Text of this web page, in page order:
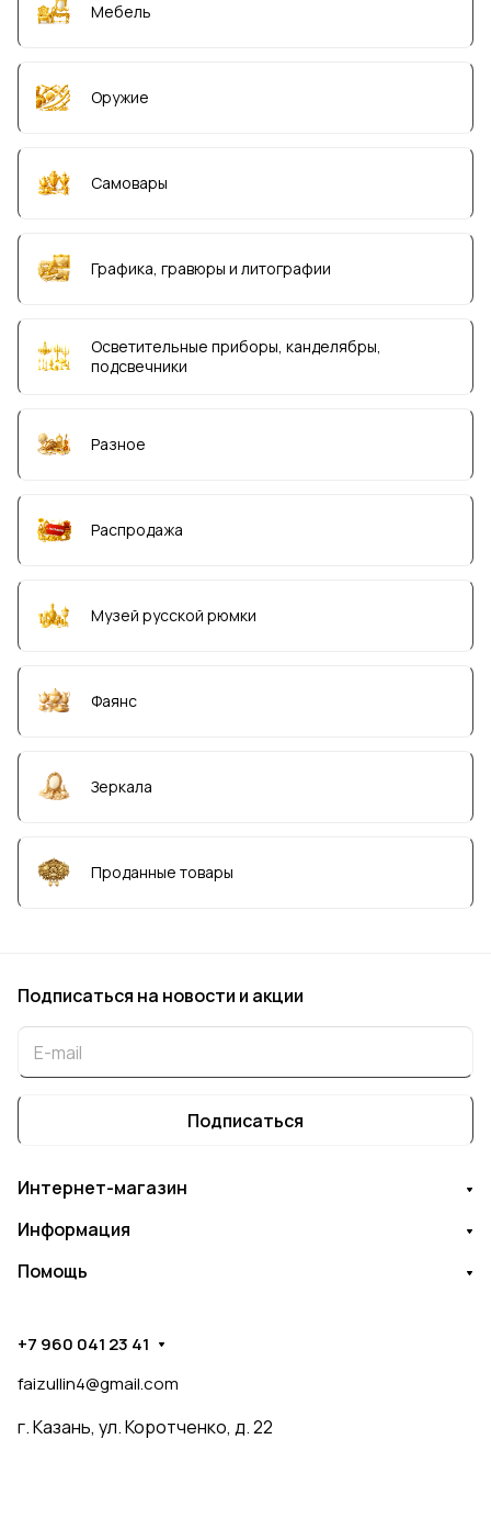
Мебель
Оружие
Самовары
Графика, гравюры и литографии
Осветительные приборы, канделябры,
подсвечники
Разное
Распродажа
Музей русской рюмки
Фаянс
Зеркала
Проданные товары
Подписаться на новости и акции
Подписаться
Интернет-магазин
Информация
Помощь
+7 960 041 23 41
faizullin4@gmail.com
г. Казань, ул. Коротченко, д. 22